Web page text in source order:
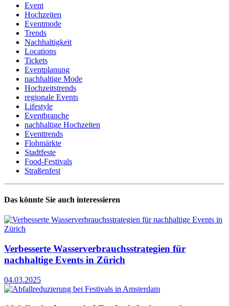
Event
Hochzeiten
Eventmode
Trends
Nachhaltigkeit
Locations
Tickets
Eventplanung
nachhaltige Mode
Hochzeitstrends
regionale Events
Lifestyle
Eventbranche
nachhaltige Hochzeiten
Eventtrends
Flohmärkte
Stadtfeste
Food-Festivals
Straßenfest
Das könnte Sie auch interessieren
Verbesserte Wasserverbrauchsstrategien für
nachhaltige Events in Zürich
04.03.2025